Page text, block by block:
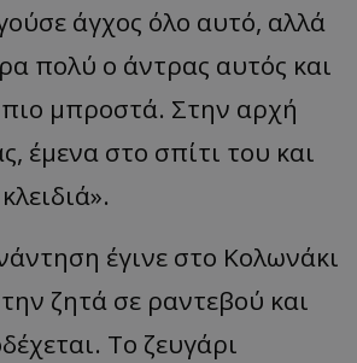
άγχος όλο αυτό, αλλά
α πολύ ο άντρας αυτός και
ιο μπροστά. Στην αρχή
έμενα στο σπίτι του και
κλειδιά».
έγινε στο Κολωνάκι
την ζητά σε ραντεβού και
αι. Το ζευγάρι